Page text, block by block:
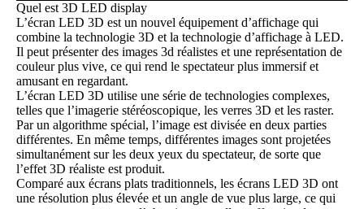
Quel est 3D LED display
L’écran LED 3D est un nouvel équipement d’affichage qui
combine la technologie 3D et la technologie d’affichage à LED.
Il peut présenter des images 3d réalistes et une représentation de
couleur plus vive, ce qui rend le spectateur plus immersif et
amusant en regardant.
L’écran LED 3D utilise une série de technologies complexes,
telles que l’imagerie stéréoscopique, les verres 3D et les raster.
Par un algorithme spécial, l’image est divisée en deux parties
différentes. En même temps, différentes images sont projetées
simultanément sur les deux yeux du spectateur, de sorte que
l’effet 3D réaliste est produit.
Comparé aux écrans plats traditionnels, les écrans LED 3D ont
une résolution plus élevée et un angle de vue plus large, ce qui